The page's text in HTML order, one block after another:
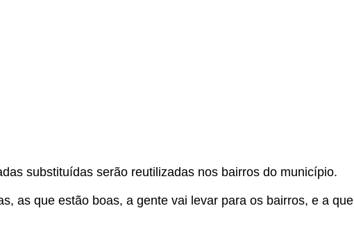
substituídas serão reutilizadas nos bairros do município.
as que estão boas, a gente vai levar para os bairros, e a que